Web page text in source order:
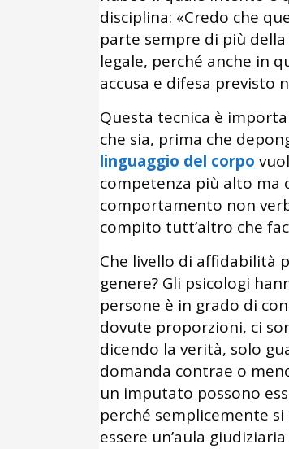
disciplina: «Credo che
parte sempre di più
legale, perché anche in
accusa e difesa previsto
Questa tecnica è
che sia, prima che
linguaggio del corpo
competenza più alto ma
comportamento non
compito tutt’altro che
Che livello di affidabilità
genere? Gli psicologi
persone è in grado di
dovute proporzioni, ci
dicendo la verità, solo
domanda contrae o
un imputato possono
perché semplicemente
essere un’aula